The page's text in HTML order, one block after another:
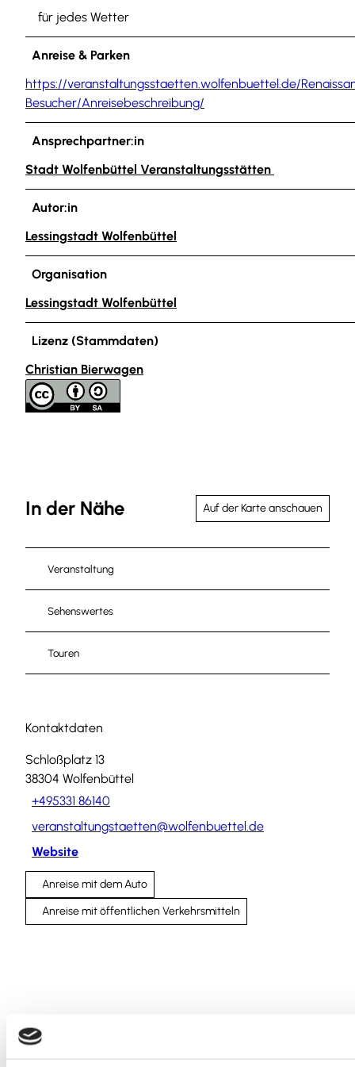
für jedes Wetter
Anreise & Parken
https://veranstaltungsstaetten.wolfenbuettel.de/
Besucher/Anreisebeschreibung/
Ansprechpartner:in
Stadt Wolfenbüttel Veranstaltungsstätten
Autor:in
Lessingstadt Wolfenbüttel
Organisation
Lessingstadt Wolfenbüttel
Lizenz (Stammdaten)
Christian Bierwagen
In der Nähe Auf der Karte anschauen
Veranstaltung
Sehenswertes
Touren
Kontaktdaten
Schloßplatz 13
38304 Wolfenbüttel
+495331 86140
veranstaltungstaetten@wolfenbuettel.de
Website
Anreise mit dem Auto
Anreise mit öffentlichen Verkehrsmitteln